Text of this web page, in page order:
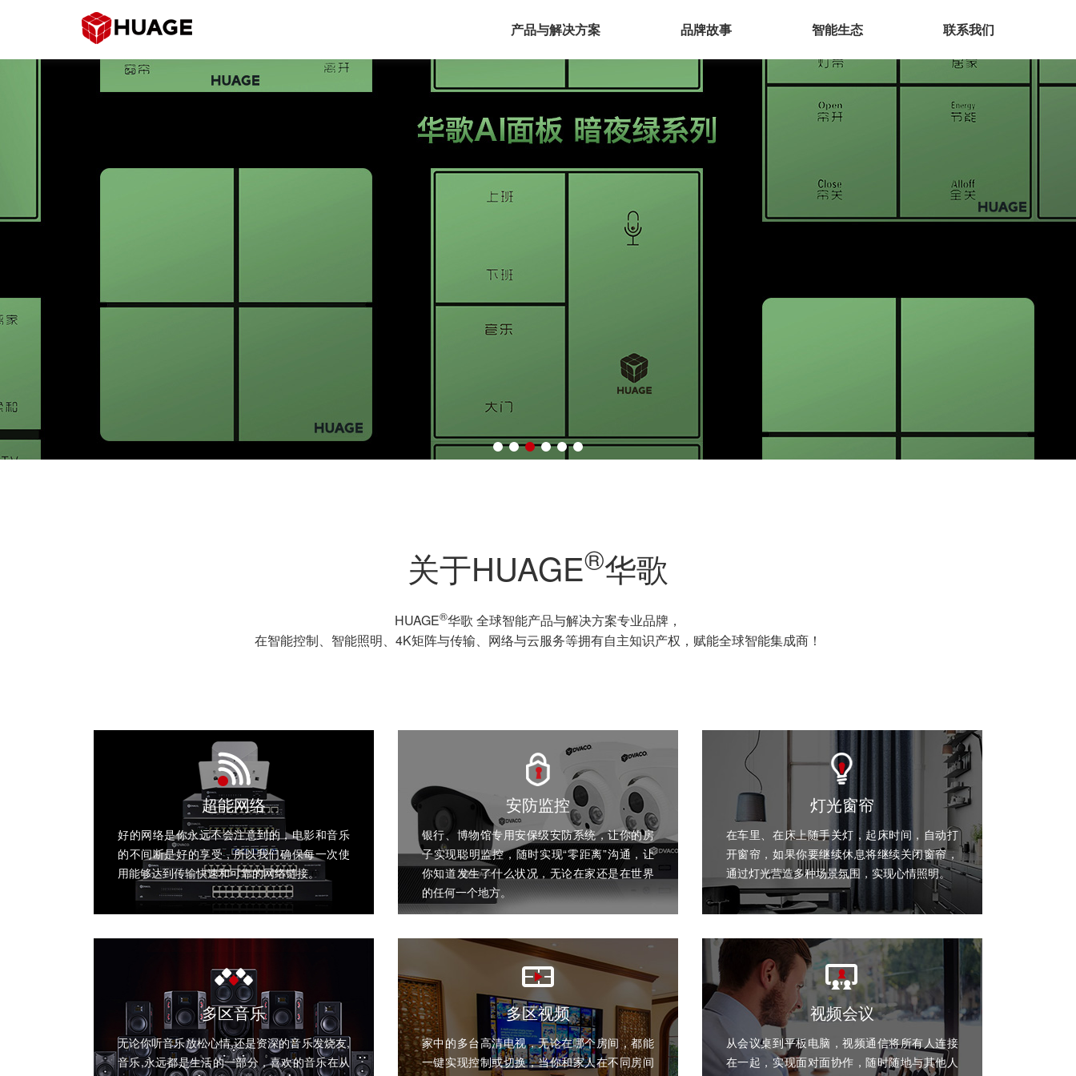
产品与解决方案 品牌故事 智能生态 联系我们
关于HUAGE®华歌
HUAGE®华歌 全球智能产品与解决方案专业品牌，
在智能控制、智能照明、4K矩阵与传输、网络与云服务等拥有自主知识产权，赋能全球智能集成商！
超能网络
好的网络是你永远不会注意到的，电影和音乐
的不间断是好的享受 , 所以我们确保每一次使
用能够达到传输快速和可靠的网络链接。
安防监控
银行、博物馆专用安保级安防系统，让你的房
子实现聪明监控，随时实现“零距离”沟通，让
你知道发生了什么状况，无论在家还是在世界
的任何一个地方。
灯光窗帘
在车里、在床上随手关灯，起床时间，自动打
开窗帘，如果你要继续休息将继续关闭窗帘，
通过灯光营造多种场景氛围，实现心情照明。
多区音乐
无论你听音乐放松心情,还是资深的音乐发烧友,
音乐,永远都是生活的一部分，喜欢的音乐在从
多区视频
家中的多台高清电视，无论在哪个房间，都能
一键实现控制或切换，当你和家人在不同房间
视频会议
从会议桌到平板电脑，视频通信将所有人连接
在一起，实现面对面协作，随时随地与其他人